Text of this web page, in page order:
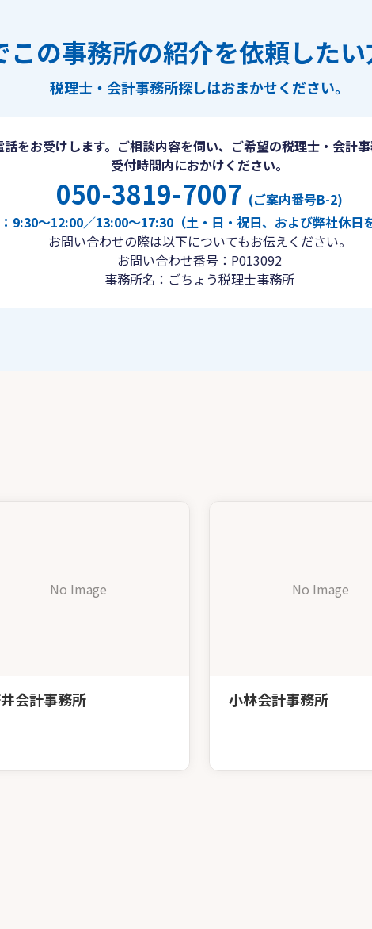
この事務所の紹介を依頼した
税理士・会計事務所探しはおまかせください。
をお受けします。ご相談内容を伺い、ご希望の税理士・会計事
受付時間内におかけください。
050-3819-7007 (ご案内番号B-2)
9:30〜12:00／13:00〜17:30（土・日・祝日、および弊社休日を
お問い合わせの際は以下についてもお伝えください。
お問い合わせ番号：P013092
事務所名：ごちょう税理士事務所
No Image
会計事務所
No Image
小林会計事務所